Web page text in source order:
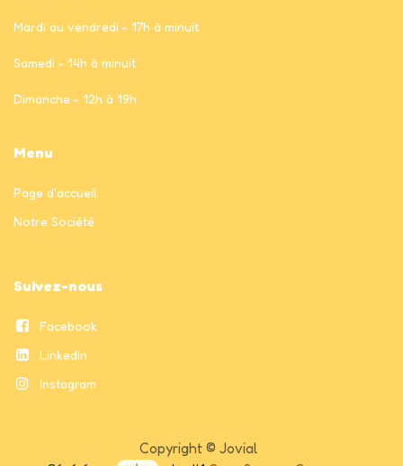
Mardi au vendredi - 17h à minuit
Samedi - 14h à minuit
Dimanche - 12h à 19h
Menu
Page d'accueil
Notre Société
Suivez-nous
Facebook
LinkedIn
Instagram
Copyright © Jovial